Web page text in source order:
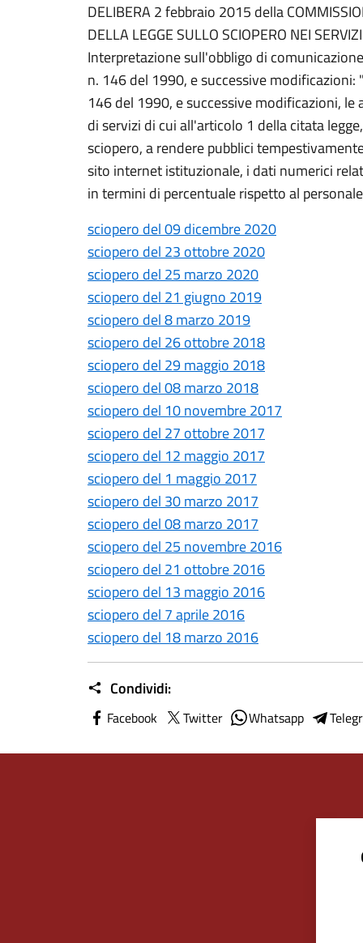
DELIBERA 2 febbraio 2015 della
DELLA LEGGE SULLO SCIOPERO NEI
Interpretazione sull'obbligo di
n. 146 del 1990, e successive
146 del 1990, e successive modificazioni,
di servizi di cui all'articolo 1 della citata
sciopero, a rendere pubblici
sito internet istituzionale, i dati numerici
in termini di percentuale rispetto al
sciopero del 09 dicembre 2020
sciopero del 23 ottobre 2020
sciopero del 25 marzo 2020
sciopero del 21 giugno 2019
sciopero del 8 marzo 2019
sciopero del 26 ottobre 2018
sciopero del 29 maggio 2018
sciopero del 08 marzo 2018
sciopero del 10 novembre 2017
sciopero del 27 ottobre 2017
sciopero del 12 maggio 2017
sciopero del 1 maggio 2017
sciopero del 30 marzo 2017
sciopero del 08 marzo 2017
sciopero del 25 novembre 2016
sciopero del 21 ottobre 2016
sciopero del 13 maggio 2016
sciopero del 7 aprile 2016
sciopero del 18 marzo 2016
Condividi:
Facebook Twitter Whatsapp